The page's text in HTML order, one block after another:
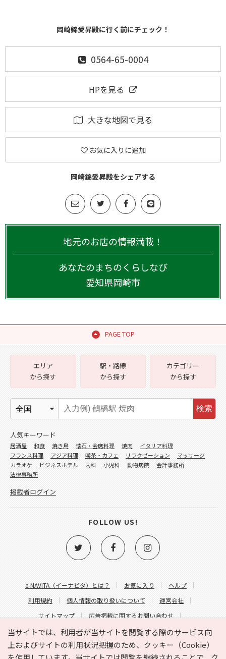
岡崎錦愛昇殿に行く前にチェック！
0564-65-0004
HPを見る
大きな地図で見る
お気に入りに追加
岡崎錦愛昇殿をシェアする
地元のお店の情報満載！
あなたのまちのくらしなび
愛知県岡崎市
PAGE TOP
当サイトでは、利用者が当サイトを閲覧する際のサービス向
上およびサイトの利用状況把握のため、クッキー（Cookie）
e-NAVITA（イーナビタ）とは？ お気に入り
ヘルプ
利用規約
個人情報の取り扱いについて
運営会社
サイトマップ
広告掲載に関するお問い合わせ
サイトの内容に関するお問い合わせ
エリア
から探す
駅・路線
から探す
カテゴリー
から探す
検索
人気キーワード
居酒屋 和食 焼き鳥 懐石・会席料理 焼肉
イタリア料理
フランス料理
アジア料理 喫茶・カフェ リラクゼーション
マッサージ
カラオケ
ビジネスホテル 内科 小児科 動物病院
会計事務所
法律事務所
掲載者ログイン
FOLLOW US!